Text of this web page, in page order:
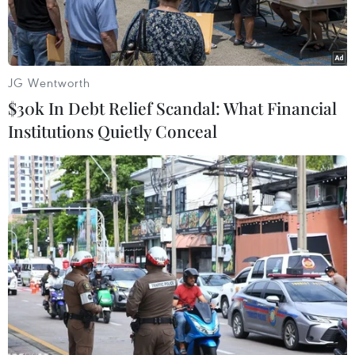
Tổng thống Mỹ Donald Trump (phải) và Thủ tướng Nhật Bản
Shinzo Abe trong cuộc gặp tại Nhà Trắng ngày 26/4/2019.
(Ảnh: AFP/ TTXVN)
Chiều 25/5, Tổng thống Mỹ Donald Trump đã tới
Nhật Bản, bắt đầu chuyến thăm 4 ngày tới quốc
gia có quan hệ đồng minh thân thiết này.
JG Wentworth
$30k In Debt Relief Scandal: What Financial
Institutions Quietly Conceal